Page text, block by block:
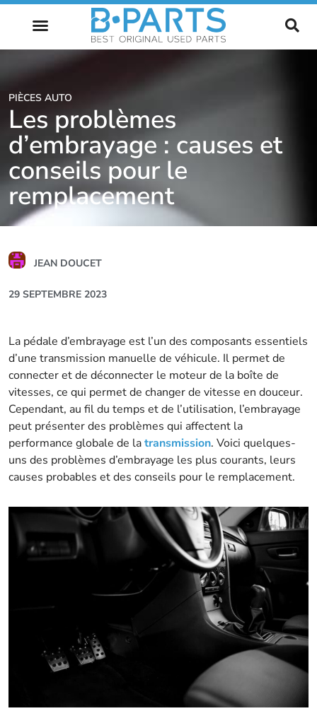
PIÈCES AUTO
Les problèmes
d’embrayage : causes et
conseils pour le
remplacement
JEAN DOUCET
29 SEPTEMBRE 2023
La pédale d’embrayage est l’un des composants essentiels
d’une transmission manuelle de véhicule. Il permet de
connecter et de déconnecter le moteur de la boîte de
vitesses, ce qui permet de changer de vitesse en douceur.
Cependant, au fil du temps et de l’utilisation, l’embrayage
peut présenter des problèmes qui affectent la
performance globale de latransmission. Voici quelques-
uns des problèmes d’embrayage les plus courants, leurs
causes probables et des conseils pour le remplacement.